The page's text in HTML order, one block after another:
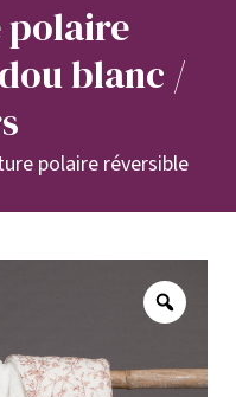
polaire
blanc /
polaire réversible